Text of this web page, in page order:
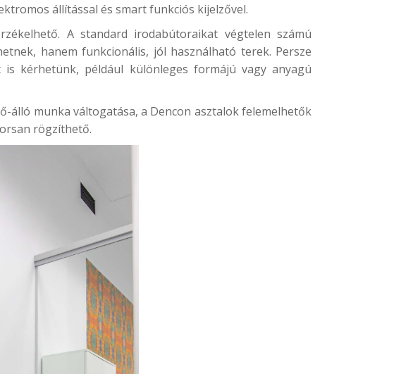
állítással és smart funkciós kijelzővel.
A standard irodabútoraikat végtelen számú
hanem funkcionális, jól használható terek. Persze
kérhetünk, például különleges formájú vagy anyagú
álló munka váltogatása, a Dencon asztalok felemelhetők
rögzíthető.